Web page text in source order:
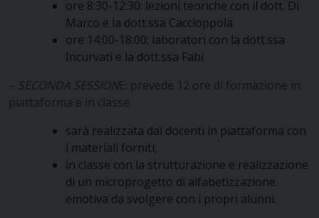
ore 8:30-12:30: lezioni teoriche con il dott. Di
Marco e la dott.ssa Caccioppola
ore 14:00-18:00: laboratori con la dott.ssa
Incurvati e la dott.ssa Fabi
– SECONDA SESSIONE: prevede 12 ore di formazione in
piattaforma e in classe
sarà realizzata dai docenti in piattaforma con
i materiali forniti;
in classe con la strutturazione e realizzazione
di un microprogetto di alfabetizzazione
emotiva da svolgere con i propri alunni.